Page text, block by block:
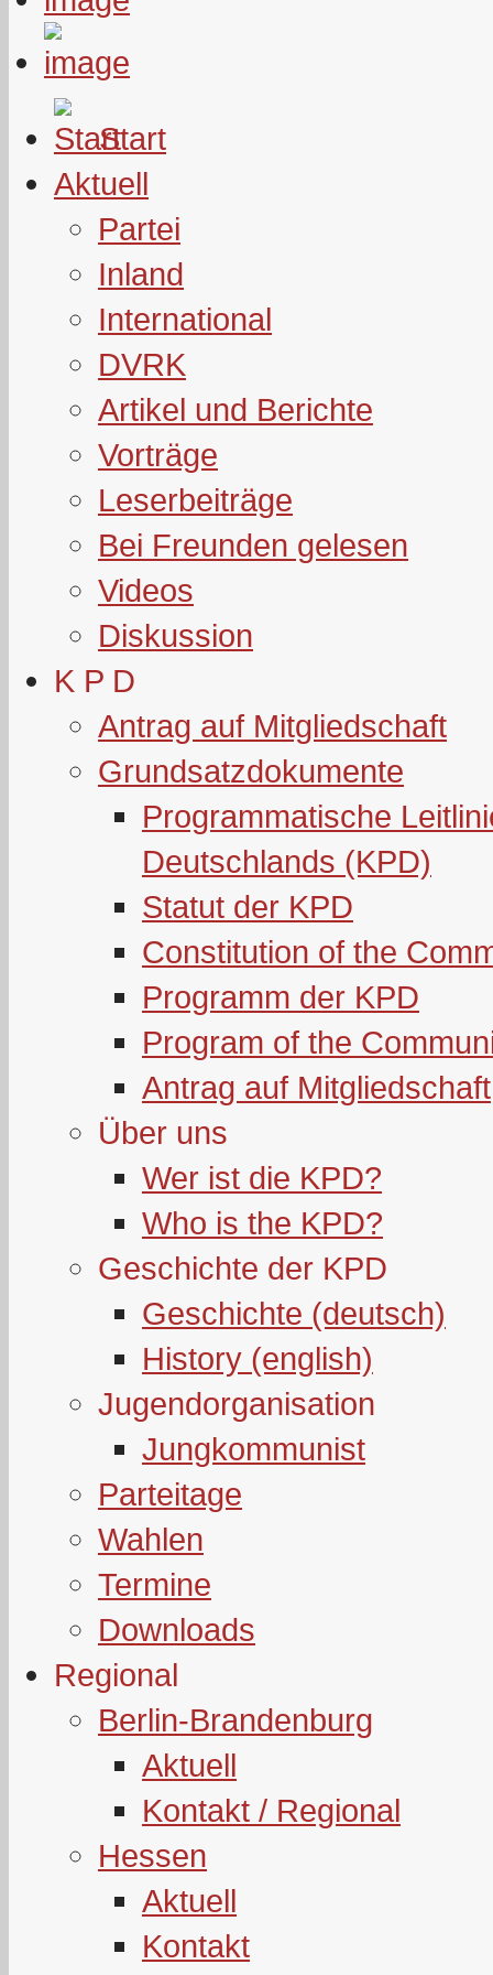
Start
Aktuell
Partei
Inland
International
DVRK
Artikel und Berichte
Vorträge
Leserbeiträge
Bei Freunden gelesen
Videos
Diskussion
K P D
Antrag auf Mitgliedschaft
Grundsatzdokumente
Programmatische
Deutschlands (KPD)
Statut der KPD
Constitution of the
Programm der KPD
Program of the
Antrag auf Mitgliedschaft
Über uns
Wer ist die KPD?
Who is the KPD?
Geschichte der KPD
Geschichte (deutsch)
History (english)
Jugendorganisation
Jungkommunist
Parteitage
Wahlen
Termine
Downloads
Regional
Berlin-Brandenburg
Aktuell
Kontakt / Regional
Hessen
Aktuell
Kontakt